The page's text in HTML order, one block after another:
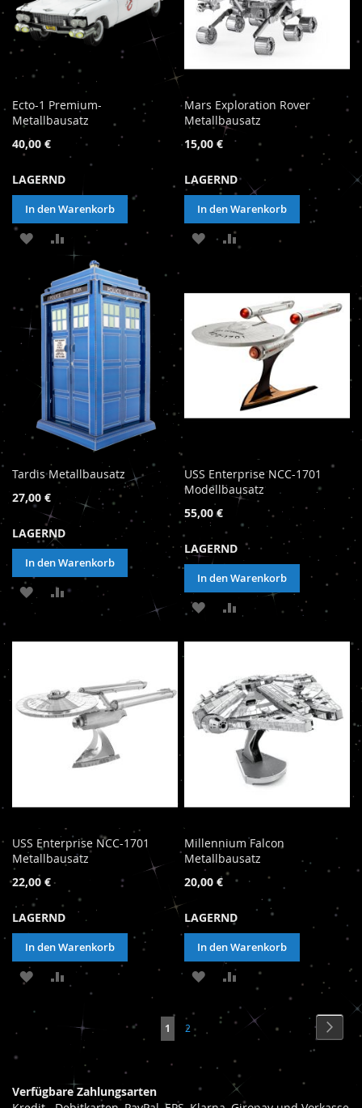
Ecto-1 Premium-
Metallbausatz
40,00 €
LAGERND
In den Warenkorb
ZUR
WUNSCHLISTE
HINZUFÜGEN
ZUR
VERGLEICHSLISTE
HINZUFÜGEN
Mars Exploration Rover
Metallbausatz
15,00 €
LAGERND
In den Warenkorb
ZUR
HINZUFÜGEN
ZUR
HINZUFÜGEN
Tardis Metallbausatz
27,00 €
LAGERND
In den Warenkorb
ZUR
WUNSCHLISTE
HINZUFÜGEN
ZUR
VERGLEICHSLISTE
HINZUFÜGEN
USS Enterprise NCC-1701
Modellbausatz
55,00 €
LAGERND
In den Warenkorb
ZUR
ZUR
USS Enterprise NCC-1701
Metallbausatz
22,00 €
LAGERND
In den Warenkorb
ZUR
HINZUFÜGEN
ZUR
VERGLEICHSLISTE
HINZUFÜGEN
Millennium Falcon
Metallbausatz
20,00 €
LAGERND
In den Warenkorb
ZUR
WUNSCHLISTE
HINZUFÜGEN
ZUR
VERGLEICHSLISTE
HINZUFÜGEN
Seite
Sie
Seite
1 Seite
2
Verfügbare Zahlungsarten